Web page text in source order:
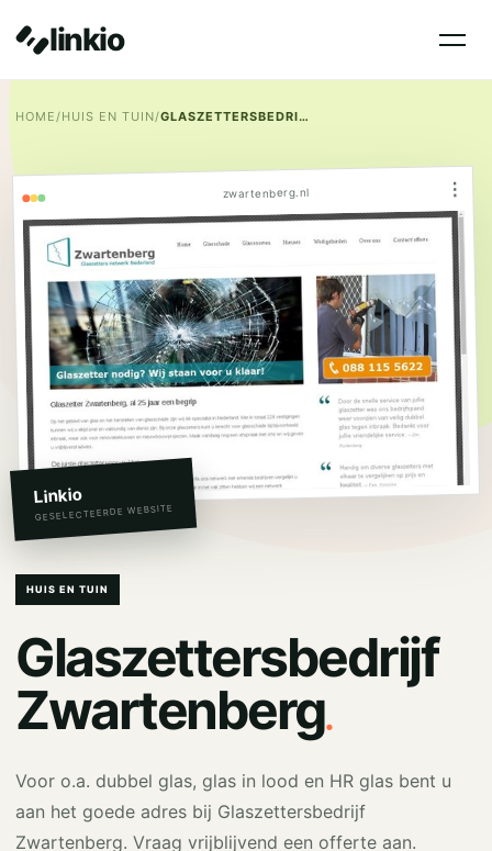
linkio
HOME/HUIS EN TUIN/ GLASZETTERSBEDRIJF ZWARTENBERG
zwartenberg.nl ⋮
Linkio
GESELECTEERDE WEBSITE
HUIS EN TUIN
Glaszettersbedrijf
Zwartenberg.
Voor o.a. dubbel glas, glas in lood en HR glas bent u
aan het goede adres bij Glaszettersbedrijf
Zwartenberg. Vraag vrijblijvend een offerte aan.